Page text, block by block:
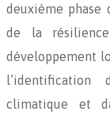
deuxième phase
de la
développement
l’identification
climatique et